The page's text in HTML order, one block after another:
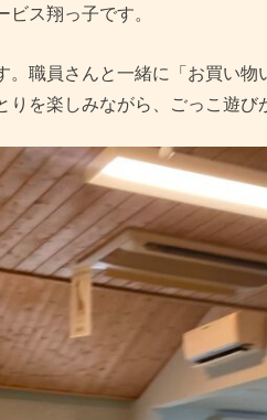
ス翔っ子です。
職員さんと一緒に「お買い物
を楽しみながら、ごっこ遊び